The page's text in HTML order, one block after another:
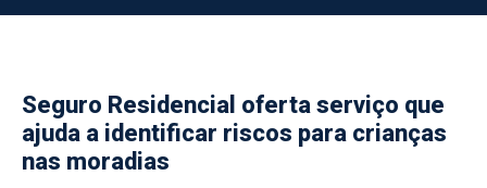
Seguro Residencial oferta serviço que
ajuda a identificar riscos para crianças
nas moradias